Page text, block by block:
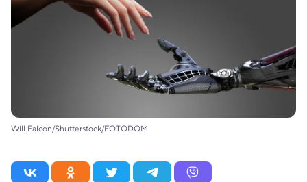
Will Falcon/Shutterstock/FOTODOM